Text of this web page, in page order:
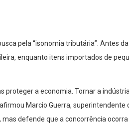
pela “isonomia tributária”. Antes
enquanto itens importados de
proteger a economia. Tornar a
Marcio Guerra, superintendente
defende que a concorrência